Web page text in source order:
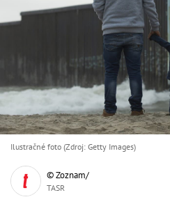
Ilustračné foto (Zdroj: Getty Images)
© Zoznam/
TASR